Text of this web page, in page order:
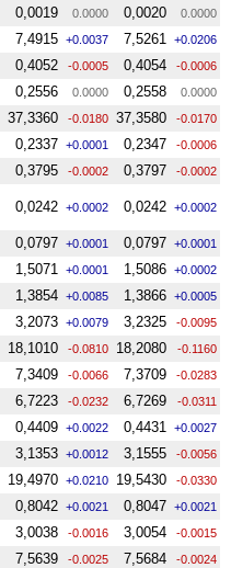
0,0019 0.0000 0,0020 0.0000
7,4915 +0.0037 7,5261 +0.0206
0,4052 -0.0005 0,4054 -0.0006
0,2556 0.0000 0,2558 0.0000
37,3360 -0.0180 37,3580 -0.0170
0,2337 +0.0001 0,2347 -0.0006
0,3795 -0.0002 0,3797 -0.0002
0,0242 +0.0002 0,0242 +0.0002
0,0797 +0.0001 0,0797 +0.0001
1,5071 +0.0001 1,5086 +0.0002
1,3854 +0.0085 1,3866 +0.0005
3,2073 +0.0079 3,2325 -0.0095
18,1010 -0.0810 18,2080 -0.1160
7,3409 -0.0066 7,3709 -0.0283
6,7223 -0.0232 6,7269 -0.0311
0,4409 +0.0022 0,4431 +0.0027
3,1353 +0.0012 3,1555 -0.0056
19,4970 +0.0210 19,5430 -0.0330
0,8042 +0.0021 0,8047 +0.0021
3,0038 -0.0016 3,0054 -0.0015
7,5639 -0.0025 7,5684 -0.0024